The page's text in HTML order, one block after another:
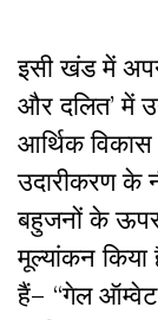
इसी खंड में
और दलित’ में
आर्थिक
उदारीकरण के
बहुजनों के ऊपर
मूल्यांकन
हैं– “गेल